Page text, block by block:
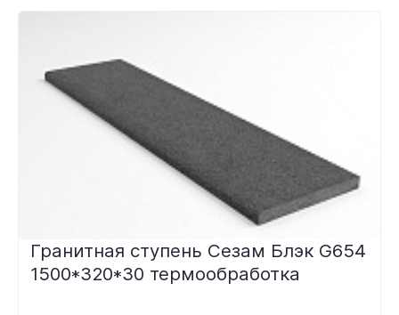
Гранитная ступень Сезам Блэк G654
1500*320*30 термообработка